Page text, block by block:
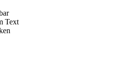
Text